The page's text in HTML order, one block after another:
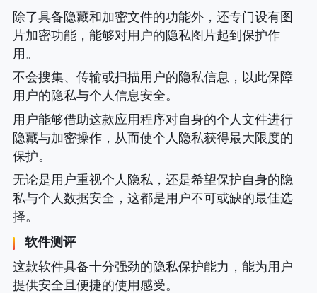
除了具备隐藏和加密文件的功能外，还专门设有图
片加密功能，能够对用户的隐私图片起到保护作
用。
不会搜集、传输或扫描用户的隐私信息，以此保障
用户的隐私与个人信息安全。
用户能够借助这款应用程序对自身的个人文件进行
隐藏与加密操作，从而使个人隐私获得最大限度的
保护。
无论是用户重视个人隐私，还是希望保护自身的隐
私与个人数据安全，这都是用户不可或缺的最佳选
择。
软件测评
这款软件具备十分强劲的隐私保护能力，能为用户
提供安全且便捷的使用感受。